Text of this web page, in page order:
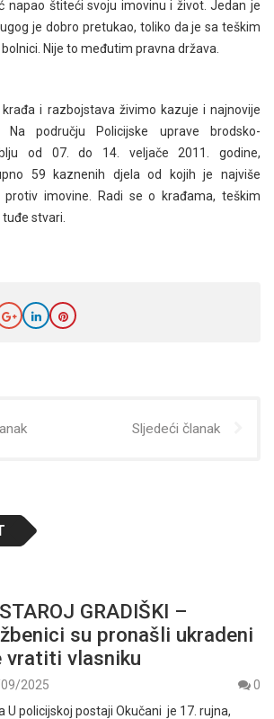
napao štiteći svoju imovinu i život. Jedan je
je dobro pretukao, toliko da je sa teškim
Nije to međutim pravna država.
i razbojstava živimo kazuje i najnovije
Na području Policijske uprave brodsko-
od 07. do 14. veljače 2011. godine,
59 kaznenih djela od kojih je najviše
protiv imovine. Radi se o krađama, teškim
stvari.
Sljedeći članak
GRADIŠKI –
su pronašli ukradeni
vratiti vlasniku
2025
0
U policijskoj postaji Okučani je 17. rujna,